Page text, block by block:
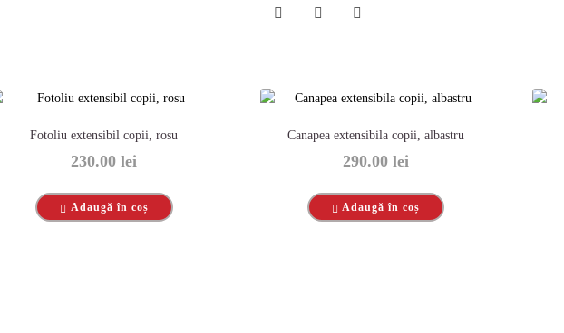
Fotoliu extensibil copii, rosu
230.00lei
Adaugă în coș
Canapea extensibila copii, albastru
290.00lei
Adaugă în coș